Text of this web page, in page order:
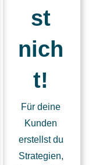
st
nich
t!
Für deine
Kunden
erstellst du
Strategien,